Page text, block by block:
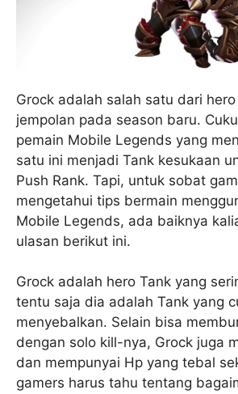
Grock adalah salah satu dari
jempolan pada season baru.
pemain Mobile Legends yang
satu ini menjadi Tank kesukaan
Push Rank. Tapi, untuk sobat
mengetahui tips bermain
Mobile Legends, ada baiknya
ulasan berikut ini.
Grock adalah hero Tank yang
tentu saja dia adalah Tank yang
menyebalkan. Selain bisa
dengan solo kill-nya, Grock juga
dan mempunyai Hp yang tebal
gamers harus tahu tentang